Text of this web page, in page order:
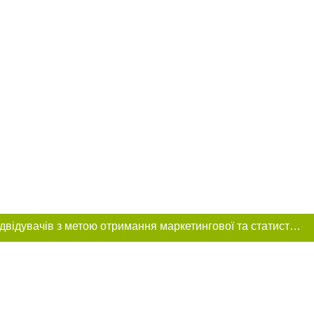
Цей сайт використовує «cookies». Також веб-сайт використовує інтернет-сервіс для збору технічних даних стосовно відвідувачів з метою отримання маркетингової та статистичної інформації. Умови обробки даних відвідувачів сайту див.